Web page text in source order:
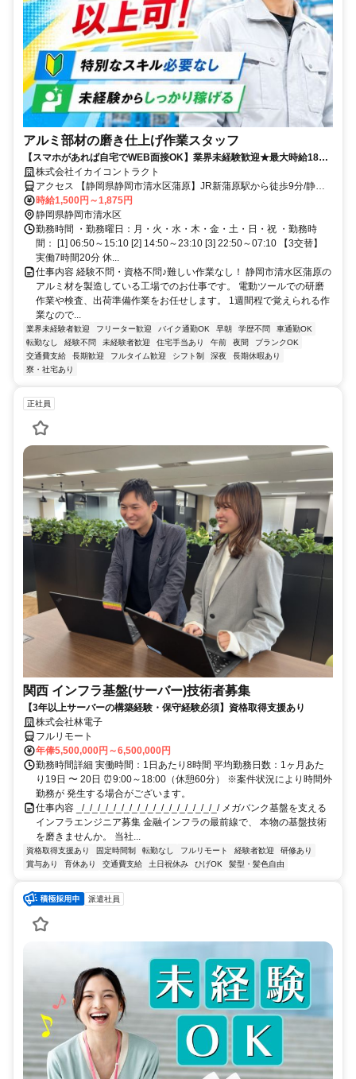
アルミ部材の磨き仕上げ作業スタッフ
【スマホがあれば自宅でWEB面接OK】業界未経験歓迎★最大時給1875
円で月収27万円以上可！駅チカ★新蒲原駅より徒歩10分
株式会社イカイコントラクト
アクセス 【静岡県静岡市清水区蒲原】JR新蒲原駅から徒歩9分/静岡
市立蒲原中学校から徒歩約5分
時給1,500円～1,875円
静岡県静岡市清水区
勤務時間 ・勤務曜日：月・火・水・木・金・土・日・祝 ・勤務時
間： [1] 06:50～15:10 [2] 14:50～23:10 [3] 22:50～07:10 【3交替】
実働7時間20分 休...
仕事内容 経験不問・資格不問♪難しい作業なし！ 静岡市清水区蒲原の
アルミ材を製造している工場でのお仕事です。 電動ツールでの研磨
作業や検査、出荷準備作業をお任せします。 1週間程で覚えられる作
業なので...
業界未経験者歓迎 フリーター歓迎 バイク通勤OK 早朝 学歴不問
車通勤OK
転勤なし
経験不問 未経験者歓迎 住宅手当あり 午前 夜間
ブランクOK
交通費支給
長期歓迎 フルタイム歓迎 シフト制 深夜
長期休暇あり
寮・社宅あり
正社員
関西 インフラ基盤(サーバー)技術者募集
【3年以上サーバーの構築経験・保守経験必須】資格取得支援あり
株式会社林電子
フルリモート
年俸5,500,000円～6,500,000円
勤務時間詳細 実働時間：1日あたり8時間 平均勤務日数：1ヶ月あた
り19日 〜 20日 ⏰9:00～18:00（休憩60分） ※案件状況により時間外
勤務が 発生する場合がございます。
仕事内容 _/_/_/_/_/_/_/_/_/_/_/_/_/_/_/_/_/_/ メガバンク基盤を支える
インフラエンジニア募集 金融インフラの最前線で、 本物の基盤技術
を磨きませんか。 当社...
資格取得支援あり 固定時間制 転勤なし フルリモート 経験者歓迎
研修あり
賞与あり
育休あり 交通費支給 土日祝休み ひげOK 髪型・髪色自由
派遣社員